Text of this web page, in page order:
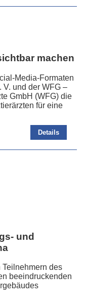
machen
Media-Formaten
und der WFG –
GmbH (WFG) die
für eine
Details
und
Teilnehmern des
beeindruckenden